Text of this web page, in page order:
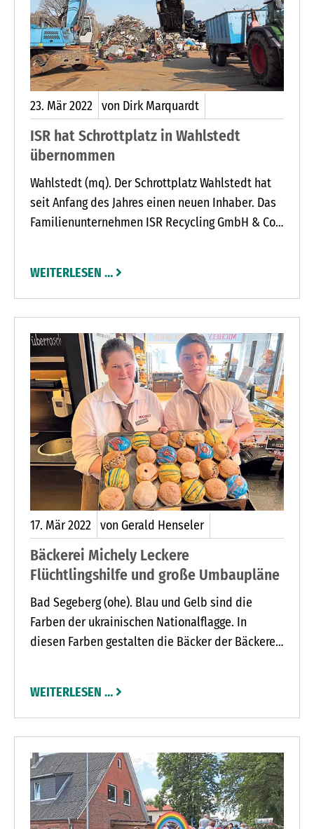
23. Mär2022 von Dirk Marquardt
ISR hat Schrottplatz in Wahlstedt
übernommen
Wahlstedt (mq). Der Schrottplatz Wahlstedt hat
seit Anfang des Jahres einen neuen Inhaber. Das
Familienunternehmen ISR Recycling GmbH & Co.
übernommen. Der neue Betriebsleiter Denis
Witte und sein siebenköpfiges Team kümmern
sich um die privaten und gewerblichen Kunden,
die ihren Schrott anliefern.
WEITERLESEN …
17. Mär2022 von Gerald Henseler
Bäckerei Michely Leckere
Flüchtlingshilfe und große Umbaupläne
Bad Segeberg (ohe). Blau und Gelb sind die
Farben der ukrainischen Nationalflagge. In
diesen Farben gestalten die Bäcker der Bäckerei
nicht nur lecker. Vom Kaufpreis von 1,80 Euro
spendet die Bäckerei Michely einen Euro an die
Aktion Deutschland Hilft. Das Bündnis deutscher
Hilfsorganisationen mit Sitz in Bonn ist ein
Zusammenschluss deutscher
Hilfsorganisationen und unterstützt mit dem
Geld Geflüchtete aus der Ukraine.
WEITERLESEN …